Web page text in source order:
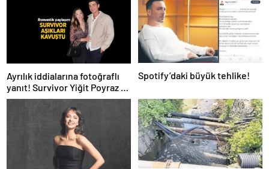
Ayrılık iddialarına fotoğraflı
yanıt! Survivor Yiğit Poyraz ve
sevgilisinden yeni paylaşım
Spotify’daki büyük tehlike!